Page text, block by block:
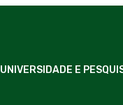
UNIVERSIDADE E